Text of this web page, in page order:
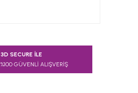
3D SECURE İLE
%100 GÜVENLİ ALIŞVERİŞ